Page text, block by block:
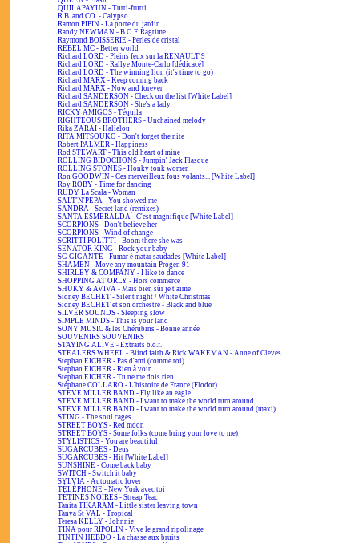
QUILAPAYUN - Tutti-frutti
R.B. and CO. - Calypso
Ramon PIPIN - La porte du jardin
Randy NEWMAN - B.O.F. Ragtime
Raymond BOISSERIE - Perles de cristal
REBEL MC - Better world
Richard LORD - Pleins feux sur la RENAULT 9
Richard LORD - Rallye Monte-Carlo [dédicacé]
Richard LORD - The winning lion (it's time to go)
Richard MARX - Keep coming back
Richard MARX - Now and forever
Richard SANDERSON - Check on the list [White Label]
Richard SANDERSON - She's a lady
RICKY AMIGOS - Téquila
RIGHTEOUS BROTHERS - Unchained melody
Rika ZARAÏ - Hallelou
RITA MITSOUKO - Don't forget the nite
Robert PALMER - Happiness
Rod STEWART - This old heart of mine
ROLLING BIDOCHONS - Jumpin' Jack Flasque
ROLLING STONES - Honky tonk women
Ron GOODWIN - Ces merveilleux fous volants... [White Label]
Roy ROBY - Time for dancing
RUDY La Scala - Woman
SALT'N'PEPA - You showed me
SANDRA - Secret land (remixes)
SANTA ESMERALDA - C'est magnifique [White Label]
SCORPIONS - Don't believe her
SCORPIONS - Wind of change
SCRITTI POLITTI - Boom there she was
SENATOR KING - Rock your baby
SG GIGANTE - Fumar é matar saudades [White Label]
SHAMEN - Move any mountain Progen 91
SHIRLEY & COMPANY - I like to dance
SHOPPING AT ORLY - Hors commerce
SHUKY & AVIVA - Mais bien sûr je t'aime
Sidney BECHET - Silent night / White Christmas
Sidney BECHET et son orchestre - Black and blue
SILVER SOUNDS - Sleeping slow
SIMPLE MINDS - This is your land
SONY MUSIC & les Chérubins - Bonne année
SOUVENIRS SOUVENIRS
STAYING ALIVE - Extraits b.o.f.
STEALERS WHEEL - Blind faith & Rick WAKEMAN - Anne of Cleves
Stephan EICHER - Pas d'ami (comme toi)
Stephan EICHER - Rien à voir
Stephan EICHER - Tu ne me dois rien
Stéphane COLLARO - L'histoire de France (Flodor)
STEVE MILLER BAND - Fly like an eagle
STEVE MILLER BAND - I want to make the world turn around
STEVE MILLER BAND - I want to make the world turn around (maxi)
STING - The soul cages
STREET BOYS - Red moon
STREET BOYS - Some folks (come bring your love to me)
STYLISTICS - You are beautiful
SUGARCUBES - Deus
SUGARCUBES - Hit [White Label]
SUNSHINE - Come back baby
SWITCH - Switch it baby
SYLVIA - Automatic lover
TÉLÉPHONE - New York avec toi
TÉTINES NOIRES - Streap Teac
Tanita TIKARAM - Little sister leaving town
Tanya St VAL - Tropical
Teresa KELLY - Johnnie
TINA pour RIPOLIN - Vive le grand ripolinage
TINTIN HEBDO - La chasse aux bruits